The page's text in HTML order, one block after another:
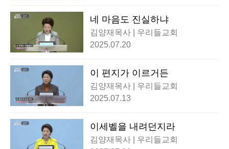
네 마음도 진실하냐
김양재목사 | 우리들교회
2025.07.20
이 편지가 이르거든
김양재목사 | 우리들교회
2025.07.13
이세벨을 내려던지라
김양재목사 | 우리들교회